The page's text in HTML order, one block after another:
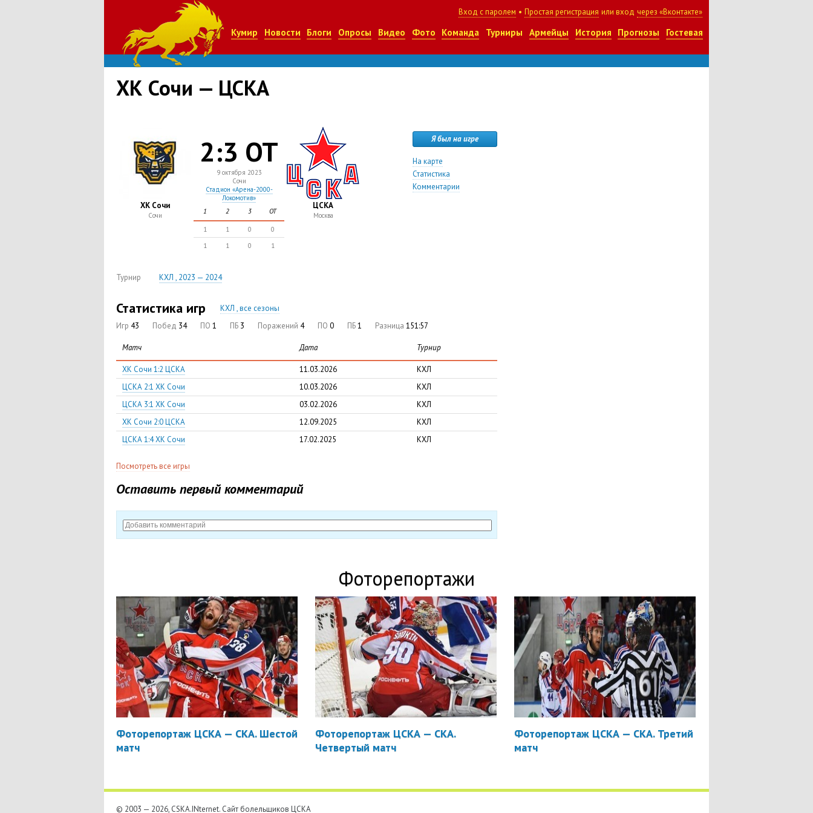
Вход с паролем • Простая регистрация или вход через «Вконтакте»
Кумир Новости Блоги Опросы Видео Фото Команда Турниры Армейцы История Прогнозы Гостевая
ХК Сочи — ЦСКА
ХК Сочи
Сочи
2:3 ОТ
9 октября 2023
Сочи
Стадион «Арена-2000-
Локомотив»
1
2 3 ОТ
1 1 0
0
1
1 0 1
ЦСКА
Москва
Турнир КХЛ , 2023 — 2024
Я был на игре
На карте
Статистика
Комментарии
Статистика игр
КХЛ , все сезоны
Игр 43 Побед 34 ПО 1 ПБ 3 Поражений 4 ПО 0 ПБ1 Разница 151:57
Матч Дата Турнир
ХК Сочи 1:2 ЦСКА 11.03.2026
КХЛ
ЦСКА 2:1 ХК Сочи
10.03.2026
КХЛ
ЦСКА 3:1 ХК Сочи
03.02.2026
КХЛ
ХК Сочи 2:0 ЦСКА
12.09.2025
КХЛ
ЦСКА 1:4 ХК Сочи
17.02.2025 КХЛ
Посмотреть все игры
Оставить первый комментарий
Фоторепортажи
Фоторепортаж ЦСКА — СКА. Шестой
матч
Фоторепортаж ЦСКА — СКА.
Четвертый матч
Фоторепортаж ЦСКА — СКА. Третий
матч
© 2003 — 2026, CSKA.INternet. Cайт болельщиков ЦСКА